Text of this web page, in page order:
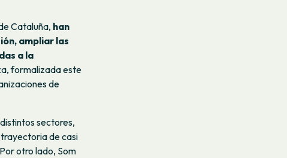
Cataluña, han
ampliar las
a la
formalizada este
de
sectores,
de casi
otro lado, Som